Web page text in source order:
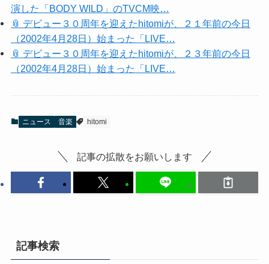
演した「BODY WILD」のTVCM映…
📎 デビュー３０周年を迎えたhitomiが、２１年前の今日
（2002年4月28日）始まった「LIVE…
📎 デビュー３０周年を迎えたhitomiが、２３年前の今日
（2002年4月28日）始まった「LIVE…
ニュース 音楽 hitomi
記事の拡散をお願いします
記事検索